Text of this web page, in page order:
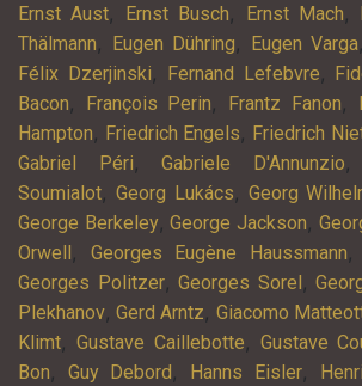
Ernst Aust, Ernst Busch, Ernst Mach,
Thälmann, Eugen Dühring, Eugen Varga,
Félix Dzerjinski, Fernand Lefebvre,
Bacon, François Perin, Frantz Fanon,
Hampton, Friedrich Engels, Friedrich
Gabriel Péri,Gabriele D'Annunzio
Soumialot, Georg Lukács, Georg
George Berkeley,George Jackson,
Orwell , Georges Eugène Haussmann
Georges Politzer, Georges Sorel ,
Plekhanov,Gerd Arntz, Giacomo
Klimt, Gustave Caillebotte, Gustave
Bon, Guy Debord , Hanns Eisler,